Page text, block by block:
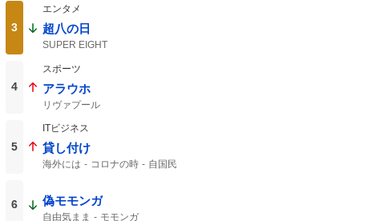
3
エンタメ
超八の日
SUPER EIGHT
4
スポーツ
アラウホ
リヴァプール
5
ITビジネス
貸し付け
海外には コロナの時 自国民
6 偽モモンガ
自由気まま モモンガ